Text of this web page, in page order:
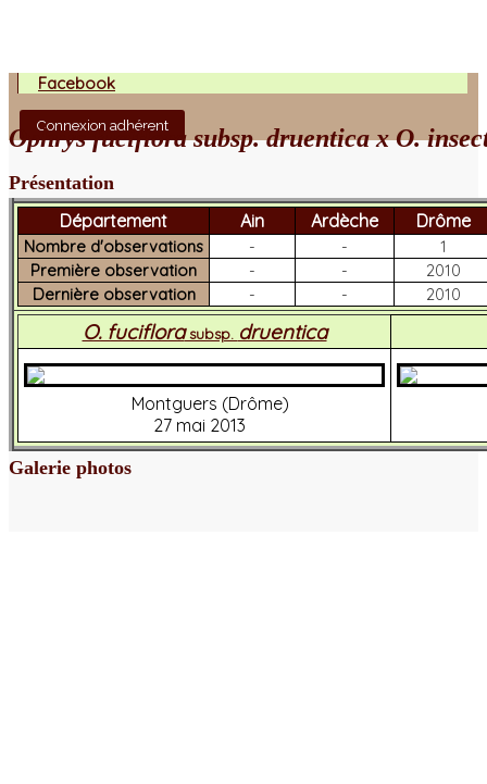
Facebook
Connexion adhérent
Ophrys fuciflora subsp. druentica x O.
Présentation
Département
Ain Ardèche Drôme
Nombre d'observations - -
1
Première observation
- -
2010
Dernière observation
- - 2010
O. fuciflorasubsp. druentica
Montguers (Drôme)
27 mai 2013
Galerie photos